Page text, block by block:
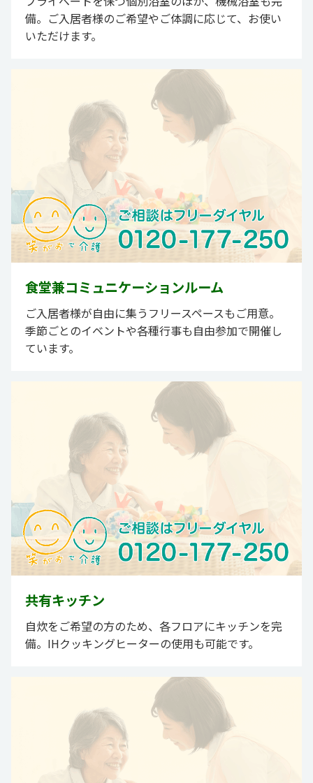
備。ご入居者様のご希望やご体調に応じて、お使い
いただけます。
食堂兼コミュニケーションルーム
ご入居者様が自由に集うフリースペースもご用意。
季節ごとのイベントや各種行事も自由参加で開催し
ています。
共有キッチン
自炊をご希望の方のため、各フロアにキッチンを完
備。IHクッキングヒーターの使用も可能です。